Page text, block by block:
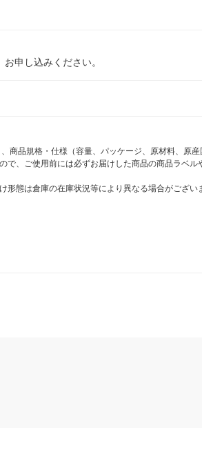
申し込みください。
商品規格・仕様（容量、パッケージ、原材料、原
で、ご使用前には必ずお届けした商品の商品ラベル
態は倉庫の在庫状況等により異なる場合がござい